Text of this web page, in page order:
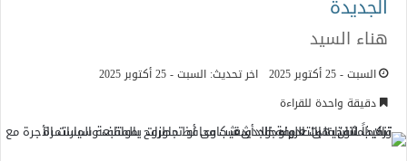
الجديدة
هناء السيد
السبت - 25 أكتوبر 2025
اخر تحديث: السبت - 25 أكتوبر 2025
دقيقة واحدة للقراءة